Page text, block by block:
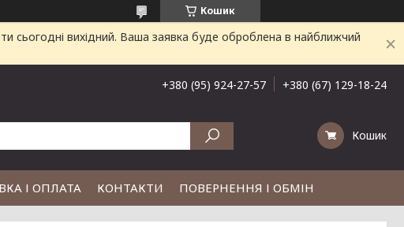
Кошик
сьогодні вихідний. Ваша заявка буде оброблена в найближчий
+380 (95) 924-27-57 +380 (67) 129-18-24
Кошик
І ОПЛАТА КОНТАКТИ ПОВЕРНЕННЯ І ОБМІН